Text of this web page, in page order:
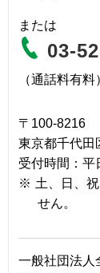
または
03-
（通話料有料
〒100-8216
東京都千代田
受付時間：平
※ 土、日、
せん。
一般社団法人